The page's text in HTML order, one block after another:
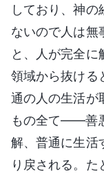
しており、神
ないので人は無
と、人が完全
領域から抜ける
通の人の生活が
もの全て――善
解、普通に生
り戻される。た